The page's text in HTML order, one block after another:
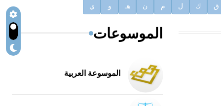
ق ك ل م ن هـ و ي
الموسوعات
الموسوعة العربية